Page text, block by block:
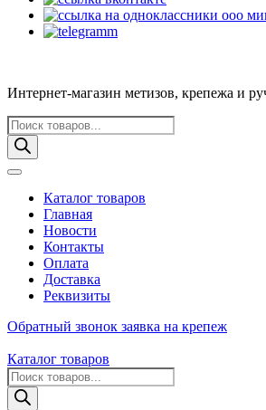
Интернет-магазин метизов, крепежа и
Поиск
товаров
Каталог товаров
Главная
Новости
Контакты
Оплата
Доставка
Реквизиты
Обратный звонок заявка на крепеж
Каталог товаров
Поиск
товаров